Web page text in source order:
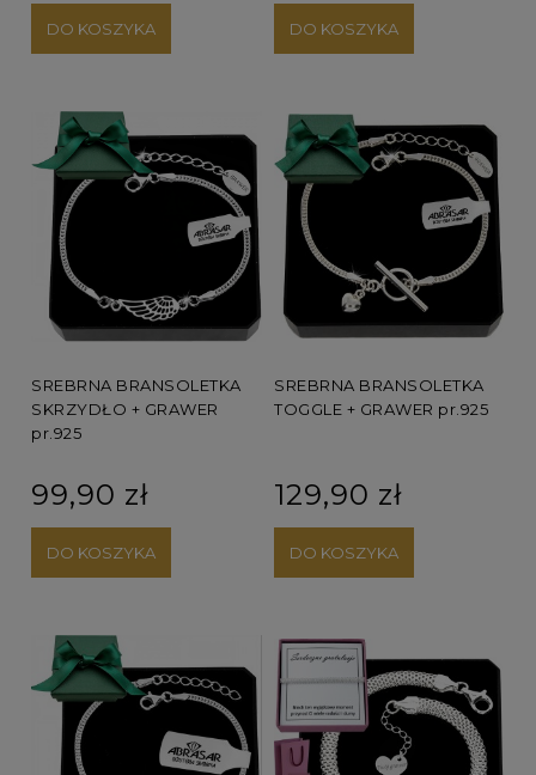
DO KOSZYKA DO KOSZYKA
SREBRNA BRANSOLETKA
SKRZYDŁO + GRAWER
pr.925
99,90 zł
DO KOSZYKA
SREBRNA BRANSOLETKA
TOGGLE + GRAWER pr.925
129,90 zł
DO KOSZYKA